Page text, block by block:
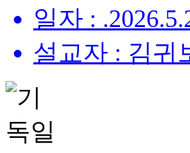
일자 :
설교자 : 김귀